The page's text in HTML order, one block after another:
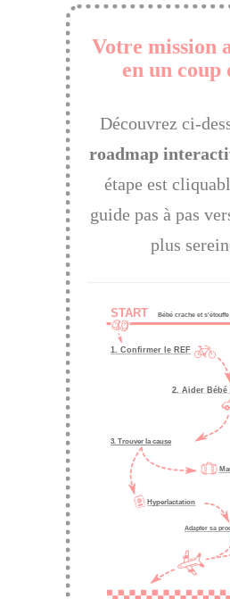
Votre mission
en un coup
Découvrez ci-
roadmap
étape est
guide pas à pas
plus